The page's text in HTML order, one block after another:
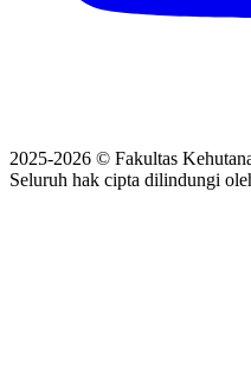
2025-2026 © Fakultas
Seluruh hak cipta dilindungi